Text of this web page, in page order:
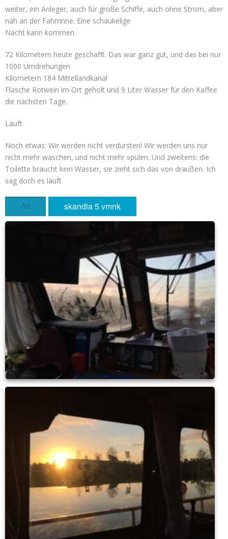
weiter, ein Anleger, auch für große Schiffe, auch ohne Strom, aber
nah an der Fahrrinne. Eine schaukelige
Nacht kann kommen.
72 Kilometern heute geschafft. Das war ganz gut, und das bei nur
1000 Umdrehungen
Kilometern 184 Mittellandkanal
Flasche Rotwein im Ort geholt und 9 Liter Wasser für den Kaffee
die nächsten Tage.
Läuft
Noch etwas: Wir werden nicht verdursten! Wir werden uns nur
nicht mehr waschen, und nicht mehr spülen. Und zweitens: die
Toilette braucht kein Wasser, sie zieht sich das von draußen. Ich
sag doch es läuft
All skandia 5 vmnk